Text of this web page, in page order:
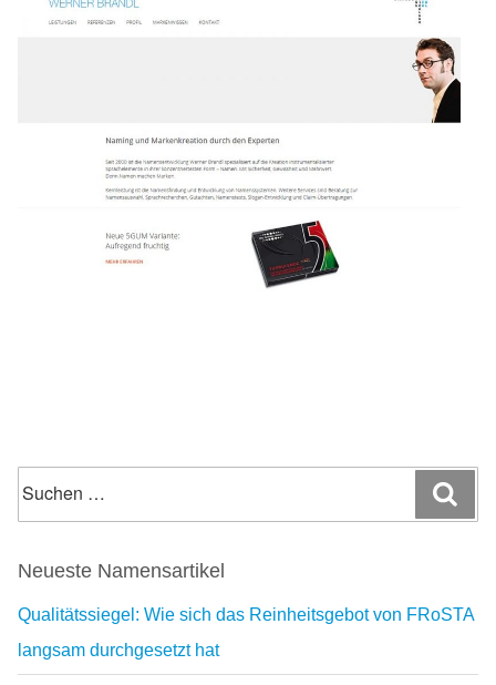
Neueste Namensartikel
Qualitätssiegel: Wie sich das Reinheitsgebot von FRoSTA
langsam durchgesetzt hat